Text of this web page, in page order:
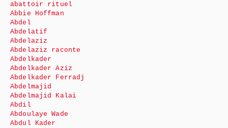
abattoir rituel
Abbie Hoffman
Abdel
Abdelatif
Abdelaziz
Abdelaziz raconte
Abdelkader
Abdelkader Aziz
Abdelkader Ferradj
Abdelmajid
Abdelmajid Kalai
Abdil
Abdoulaye Wade
Abdul Kader